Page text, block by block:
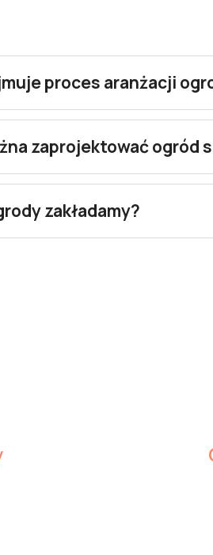
proces aranżacji
zaprojektować ogród
zakładamy?